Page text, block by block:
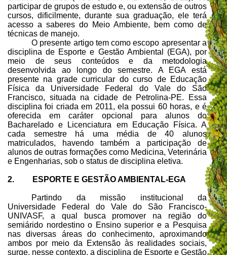
participar de grupos de estudo e, ou extensão de outros
cursos, dificilmente, durante sua graduação, ele terá
acesso a saberes do Meio Ambiente, bem como de
técnicas de manejo.
O presente artigo tem como escopo apresentar a
disciplina de Esporte e Gestão Ambiental (EGA), por
meio de seus conteúdos e da metodologia
desenvolvida ao longo do semestre. A EGA está
presente na grade curricular do curso de Educação
Física da Universidade Federal do Vale do São
Francisco, situada na cidade de Petrolina-PE. Essa
disciplina foi criada em 2011, ela possui 60 horas, e é
oferecida em caráter opcional para alunos do
Bacharelado e Licenciatura em Educação Física. A
cada semestre há uma média de 40 alunos
matriculados, havendo também a participação de
alunos de outras formações como Medicina, Veterinária
e Engenharias, sob o status de disciplina eletiva.
2. ESPORTE E GESTÃO AMBIENTAL-EGA
Partindo da missão institucional da
Universidade Federal do Vale do São Francisco-
UNIVASF, a qual busca promover na região do
semiárido nordestino o Ensino superior e a Pesquisa
nas diversas áreas do conhecimento, aproximando
ambos por meio da Extensão às realidades sociais,
surge, nesse contexto, a disciplina de Esporte e Gestão